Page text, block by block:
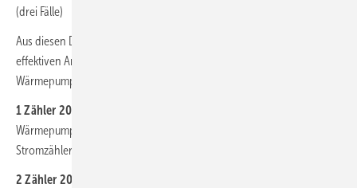
(drei Fälle)
Aus diesen Daten ergeben sich unmittelbar die in
effektiven Arbeitspreise für „Erdgas“ und für bis Ende 2023 installierte
Wärmepumpen (WP), differenziert nach dem Netzanschluss.
1 Zähler 2023
Wärmepumpenstrom über nur einen Liefervertrag und nur einen
Stromzähler.
2 Zähler 2023